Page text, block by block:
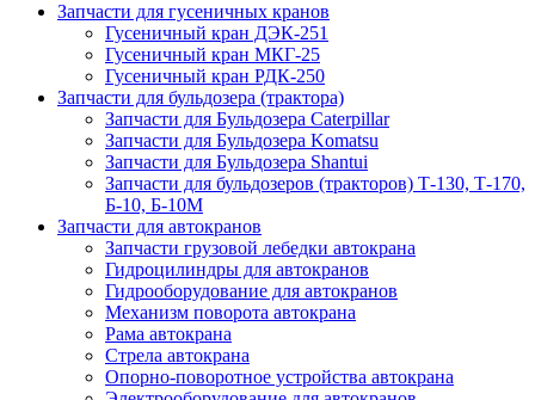
Запчасти для гусеничных кранов
Гусеничный кран ДЭК-251
Гусеничный кран МКГ-25
Гусеничный кран РДК-250
Запчасти для бульдозера (трактора)
Запчасти для Бульдозера Caterpillar
Запчасти для Бульдозера Komatsu
Запчасти для Бульдозера Shantui
Запчасти для бульдозеров (тракторов) Т-130, Т-170,
Б-10, Б-10М
Запчасти для автокранов
Запчасти грузовой лебедки автокрана
Гидроцилиндры для автокранов
Гидрооборудование для автокранов
Механизм поворота автокрана
Рама автокрана
Стрела автокрана
Опорно-поворотное устройства автокрана